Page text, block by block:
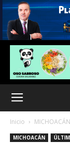
Inicio MICHOACÁN
MICHOACÁN